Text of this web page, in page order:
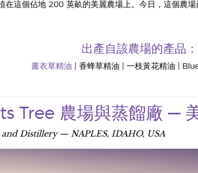
在這個佔地 200 英畝的美麗農場上。今日，這個農
出產自該農場的產品：
薰衣草精油 | 香蜂草精油 | 一枝黃花精油 |
Tree 農場與蒸餾廠 —
Distillery — NAPLES, IDAHO, USA